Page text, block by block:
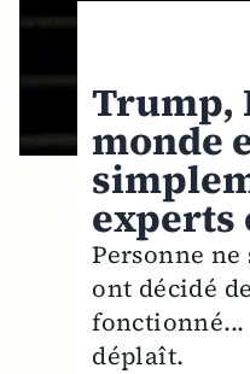
Trump,
monde
experts
Personne
ont décidé
déplaît.